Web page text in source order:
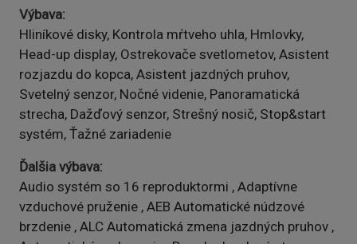
Výbava
Hliníkové disky, Kontrola mŕtveho uhla, Hmlovky,
Head-up display, Ostrekovače svetlometov, Asistent
rozjazdu do kopca, Asistent jazdných pruhov,
Svetelný senzor, Nočné videnie, Panoramatická
strecha, Dažďový senzor, Strešný nosič, Stop&start
systém, Ťažné zariadenie
Ďalšia výbava
Audio systém so 16 reproduktormi , Adaptívne
vzduchové pruženie , AEB Automatické núdzové
brzdenie , ALC Automatická zmena jazdných pruhov ,